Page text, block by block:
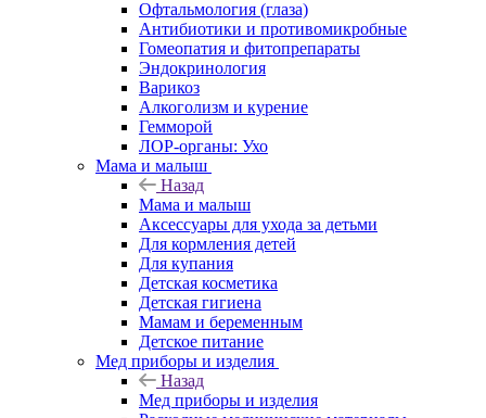
Офтальмология (глаза)
Антибиотики и противомикробные
Гомеопатия и фитопрепараты
Эндокринология
Варикоз
Алкоголизм и курение
Гемморой
ЛОР-органы: Ухо
Мама и малыш
Назад
Мама и малыш
Аксессуары для ухода за детьми
Для кормления детей
Для купания
Детская косметика
Детская гигиена
Мамам и беременным
Детское питание
Мед приборы и изделия
Назад
Мед приборы и изделия